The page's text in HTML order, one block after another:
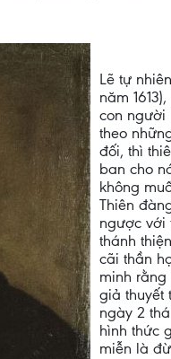
Lẽ tự
năm
con người
theo
đối, thì
ban cho
không
Thiên
ngược với
thánh
cãi thần
minh
giả thuyết
ngày 2
hình thức
miễn là